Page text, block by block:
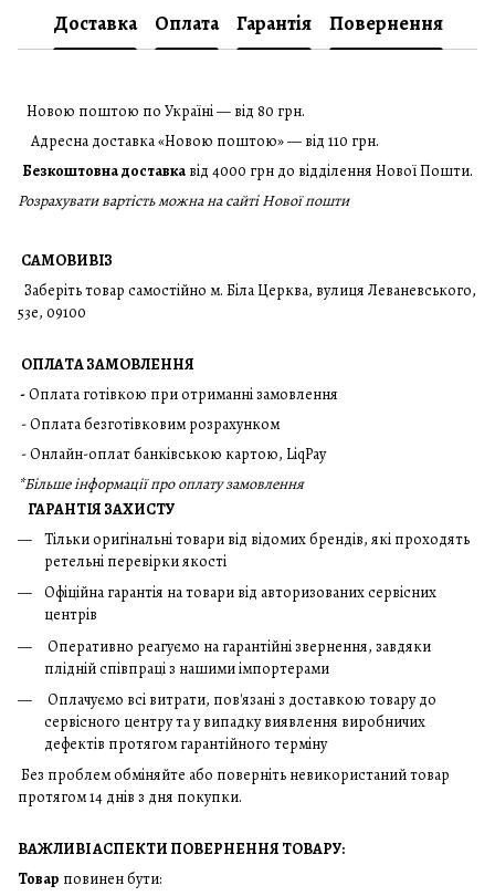
Доставка Оплата Гарантія Повернення
Новою поштою по Україні — від 80 грн.
Адресна доставка «Новою поштою» — від 110 грн.
Безкоштовна доставка від 4000 грн до відділення Нової Пошти.
Розрахувати вартість можна на сайті Нової пошти
САМОВИВІЗ
Заберіть товар самостійно м. Біла Церква, вулиця Леваневського,
53е, 09100
ОПЛАТА ЗАМОВЛЕННЯ
-Оплата готівкою при отриманні замовлення
- Оплата безготівковим розрахунком
- Онлайн-оплат банківською картою, LiqPay
*Більше інформації про оплату замовлення
ГАРАНТІЯ ЗАХИСТУ
Тільки оригінальні товари від відомих брендів, які проходять
ретельні перевірки якості
Офіційна гарантія на товари від авторизованих сервісних
центрів
Оперативно реагуємо на гарантійні звернення, завдяки
плідній співпраці з нашими імпортерами
Оплачуємо всі витрати, пов'язані з доставкою товару до
сервісного центру та у випадку виявлення виробничих
дефектів протягом гарантійного терміну
Без проблем обміняйте або поверніть невикористаний товар
протягом 14 днів з дня покупки.
ВАЖЛИВІ АСПЕКТИ ПОВЕРНЕННЯ ТОВАРУ:
Товар повинен бути: